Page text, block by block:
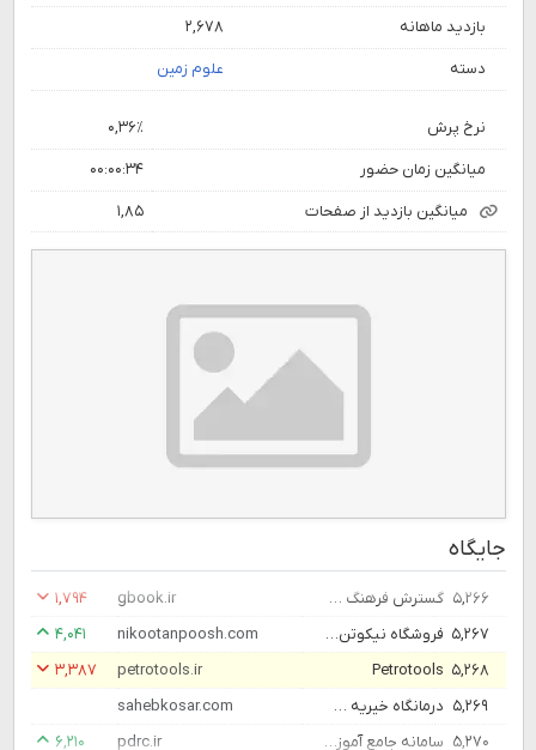
بازدید ماهانه ۲,۶۷۸
دسته علوم زمین
نرخ پرش ۰,۳۶٪
میانگین زمان حضور ۰۰:۰۰:۳۴
میانگین بازدید از صفحات ۱,۸۵
جایگاه
۵,۲۶۶ گسترش فرهنگ و مطالعات gbook.ir
۱,۷۹۴
۵,۲۶۷
فروشگاه نیکوتن پوش|فروشگاه اینترنتی نیکوتن پوش | پوشاک راحت خانواده nikootanpoosh.com
۴,۰۴۱
۵,۲۶۸ Petrotools
petrotools.ir
۳,۳۸۷
۵,۲۶۹
درمانگاه خیریه صاحب کوثر – درمانگاه صاحب کوثر
sahebkosar.com
۵,۲۷۰
سامانه جامع آموزش و پژوهش پدافند غیر عامل – سامانه جامع آموزش و پژوهش پدافند غیر عامل pdrc.ir ۶,۲۱۰